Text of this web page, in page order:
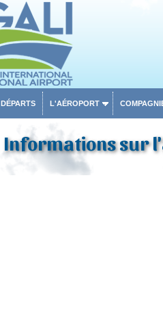
DÉPARTS L'AÉROPORT
Informations sur